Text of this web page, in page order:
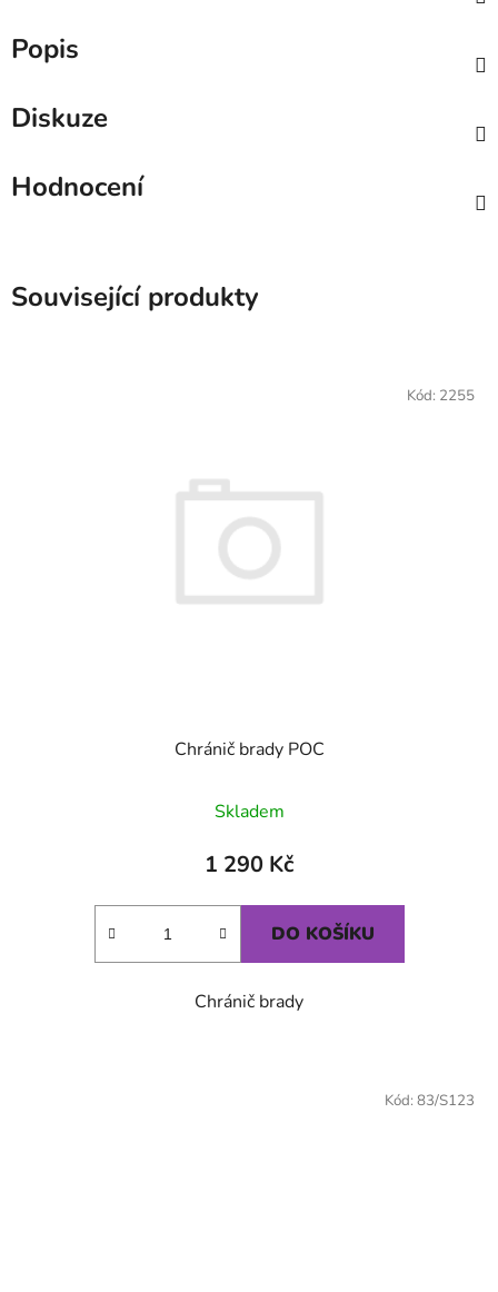
Popis
Diskuze
Hodnocení
Související produkty
Chránič brady POC
Skladem
1 290 Kč
DO KOŠÍKU
Chránič brady
Kód: 2255
Kód: 83/S123